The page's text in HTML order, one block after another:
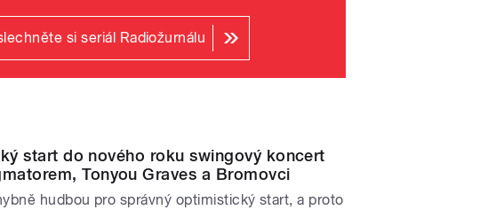
zahraničního titulu ve vysílání stanice.
sérii rozhovorů Ondřeje Kepky
osobnostmi, které odhalí jejich
si seriál Radiožurnálu
start do nového roku swingový koncert
Tonyou Graves a Bromovci
hudbou pro správný optimistický start, a proto